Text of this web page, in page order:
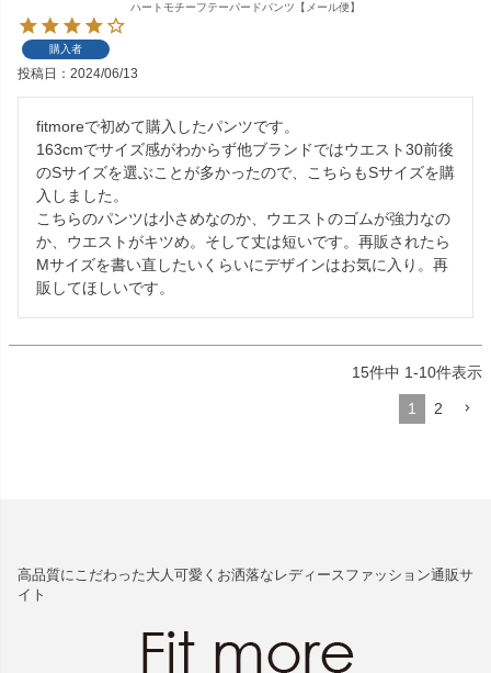
ハートモチーフテーパードパンツ【メール便】
購入者
投稿日 2024/06/13
fitmoreで初めて購入したパンツです。
163cmでサイズ感がわからず他ブランドではウエスト30前後
のSサイズを選ぶことが多かったので、こちらもSサイズを購
入しました。
こちらのパンツは小さめなのか、ウエストのゴムが強力なの
か、ウエストがキツめ。そして丈は短いです。再販されたら
Mサイズを書い直したいくらいにデザインはお気に入り。再
販してほしいです。
15件中 1-10件表示
1 2
高品質にこだわった大人可愛くお洒落なレディースファッション通販サ
イト